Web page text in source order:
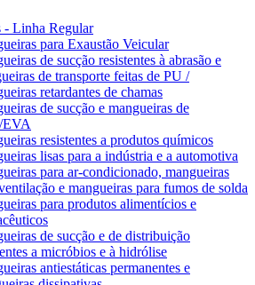
- Linha Regular
para Exaustão Veicular
de sucção resistentes à abrasão e
de transporte feitas de PU /
retardantes de chamas
de sucção e mangueiras de
resistentes a produtos químicos
lisas para a indústria e a automotiva
para ar-condicionado, mangueiras
e mangueiras para fumos de solda
para produtos alimentícios e
de sucção e de distribuição
a micróbios e à hidrólise
antiestáticas permanentes e